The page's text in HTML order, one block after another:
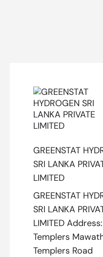
GREENSTAT
SRI LANKA
LIMITED
GREENSTAT
SRI LANKA
LIMITED
Templers
Templers Road